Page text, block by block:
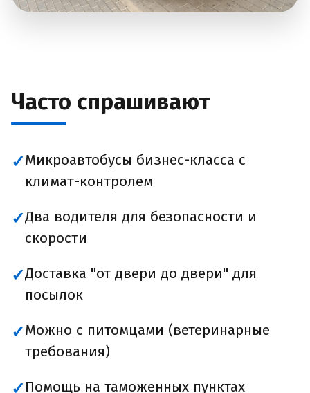
Часто спрашивают
✓Микроавтобусы бизнес-класса с
климат-контролем
✓Два водителя для безопасности и
скорости
✓Доставка "от двери до двери" для
посылок
✓Можно с питомцами (ветеринарные
требования)
✓ Помощь на таможенных пунктах